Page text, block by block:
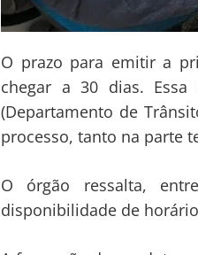
O prazo para emitir a
chegar a 30 dias.
(Departamento de
processo, tanto na parte
O órgão ressalta,
disponibilidade de